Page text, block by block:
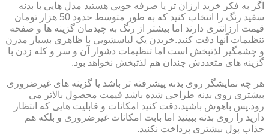
اگر به فکر خرید ارزان تر یا صرفه جویی هستید مدل هایی با بدنه
سفید رنگ را انتخاب کنید که به طور متوسط حدود 50 هزار تومان
قیمت ارزانتری دارند اما بیشتر از رنگ به چیدمان گزینه ها و صفحه
تنظیمات آنها دقت کنید.خریدن یک لباسشویی با ظاهری بسیار مدرن
و چشمگیر لذتبخش است اما تنظیمات دشوار آن و سر و کله زدن با
گزینه های متعددش چندان هم لذتبخش نخواهد بود.
هر چه نمایشگر روی بدنه پیشرفته تر باشد یا گزینه های غیرضروری
بیشتری روی بدنه طراحی شده باشد قیمت محصول بالاتر می
رود.پس باهوش باشید،دقت کنید امکانات و قابلیت هایی که انتظار
دارید را روی بدنه ببینید اما بابت امکانات غیرضروری و بلکه هم
جذاب پول بیشتری پرداخت نکنید.